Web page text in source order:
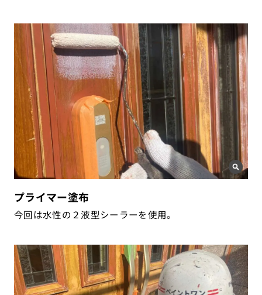
プライマー塗布
今回は水性の２液型シーラーを使用。